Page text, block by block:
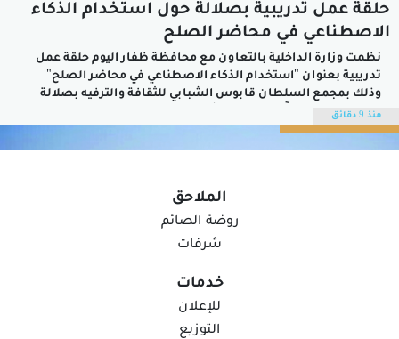
حلقة عمل تدريبية بصلالة حول استخدام الذكاء
الاصطناعي في محاضر الصلح
نظمت وزارة الداخلية بالتعاون مع محافظة ظفار اليوم حلقة عمل
تدريبية بعنوان "استخدام الذكاء الاصطناعي في محاضر الصلح"
وذلك بمجمع السلطان قابوس الشبابي للثقافة والترفيه بصلالة
مدة ثلاثة أيام.وتهدف حلقة العمل إلى تعزيز قدرات المشاركين في
منذ 9 دقائق
الملاحق
روضة الصائم
شرفات
خدمات
للإعلان
التوزيع